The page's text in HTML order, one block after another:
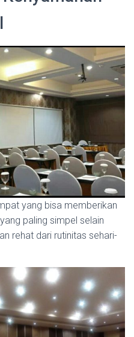
yang bisa memberikan
paling simpel selain
rehat dari rutinitas sehari-